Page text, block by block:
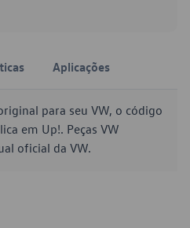
Aplicações
para seu VW, o código
em Up!. Peças VW
oficial da VW.